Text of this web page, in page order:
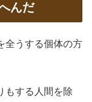
んだ
全うする個体の方
もする人間を除